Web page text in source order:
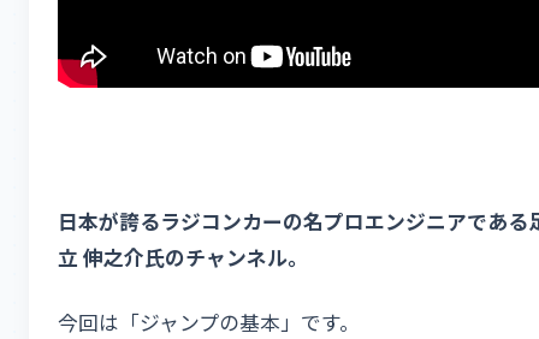
日本が誇るラジコンカーの名プロエンジニアである
立 伸之介氏のチャンネル。
今回は「ジャンプの基本」です。